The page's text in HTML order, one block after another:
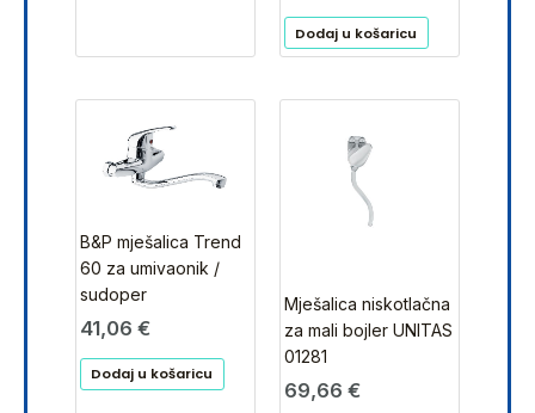
Dodaj u košaricu
B&P mješalica Trend
60 za umivaonik /
sudoper
41,06 €
Dodaj u košaricu
Mješalica niskotlačna
za mali bojler UNITAS
01281
69,66 €